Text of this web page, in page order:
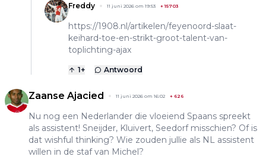
Freddy 11 juni 2026 om 19:53 +15703
https://1908.nl/artikelen/feyenoord-slaat-
keihard-toe-en-strikt-groot-talent-van-
toplichting-ajax
1+ Antwoord
Zaanse Ajacied 11 juni 2026 om 16:02 + 626
Nu nog een Nederlander die vloeiend Spaans spreekt
als assistent! Sneijder, Kluivert, Seedorf misschien? Of is
dat wishful thinking? Wie zouden jullie als NL assistent
willen in de staf van Michel?